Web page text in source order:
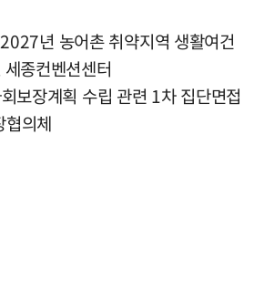
년 농어촌 취약지역 생활여건
종컨벤션센터
보장계획 수립 관련 1차 집단면접
협의체